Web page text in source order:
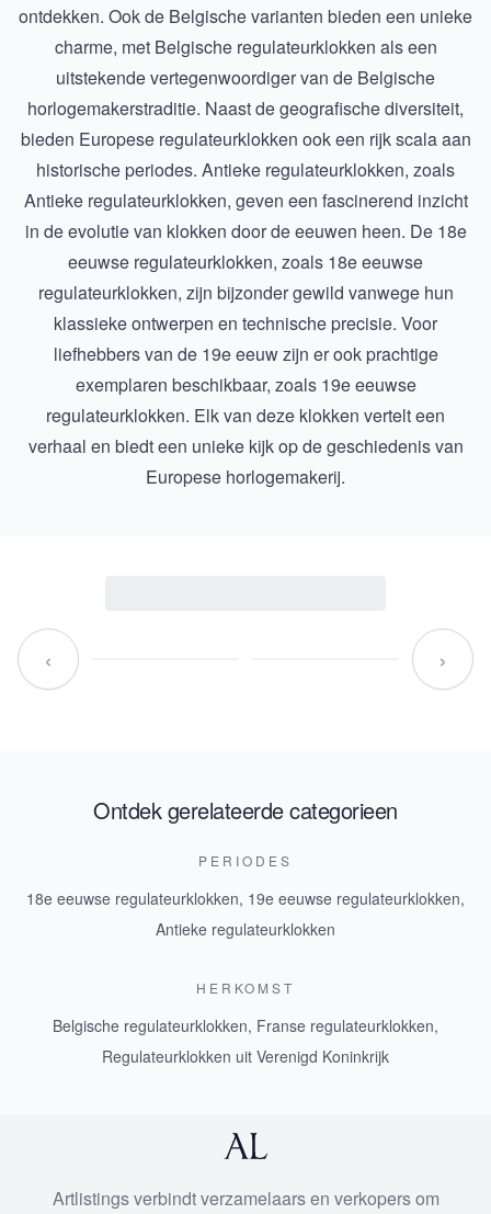
ontdekken. Ook de Belgische varianten bieden een unieke
charme, met Belgische regulateurklokken als een
uitstekende vertegenwoordiger van de Belgische
horlogemakerstraditie. Naast de geografische diversiteit,
bieden Europese regulateurklokken ook een rijk scala aan
historische periodes. Antieke regulateurklokken, zoals
Antieke regulateurklokken, geven een fascinerend inzicht
in de evolutie van klokken door de eeuwen heen. De 18e
eeuwse regulateurklokken, zoals 18e eeuwse
regulateurklokken, zijn bijzonder gewild vanwege hun
klassieke ontwerpen en technische precisie. Voor
liefhebbers van de 19e eeuw zijn er ook prachtige
exemplaren beschikbaar, zoals 19e eeuwse
regulateurklokken. Elk van deze klokken vertelt een
verhaal en biedt een unieke kijk op de geschiedenis van
Europese horlogemakerij.
‹ ›
Ontdek gerelateerde categorieen
PERIODES
18e eeuwse regulateurklokken, 19e eeuwse regulateurklokken,
Antieke regulateurklokken
HERKOMST
Belgische regulateurklokken, Franse regulateurklokken,
Regulateurklokken uit Verenigd Koninkrijk
Artlistings verbindt verzamelaars en verkopers om